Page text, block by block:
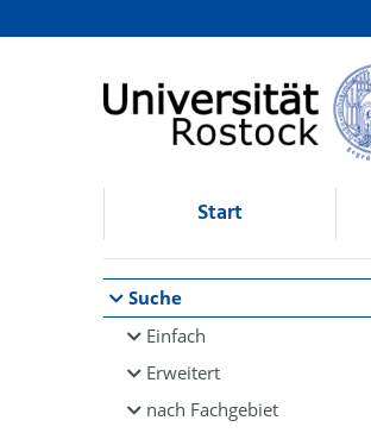
Browsen
direkt zum Inhalt
Start
Suche
Einfach
Erweitert
nach Fachgebiet